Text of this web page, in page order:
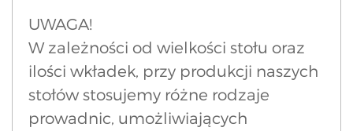
UWAGA!
W zależności od wielkości stołu oraz
ilości wkładek, przy produkcji naszych
stołów stosujemy różne rodzaje
prowadnic, umożliwiających